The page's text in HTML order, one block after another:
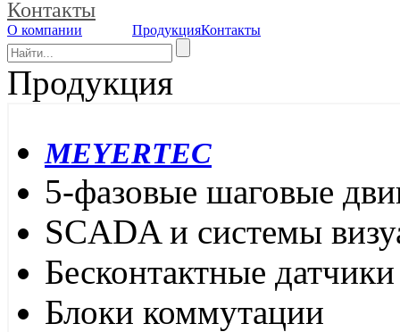
Контакты
О компании ПродукцияКонтакты
Продукция
MEYERTEC
5-фазовые шаговые
SCADA и системы
Бесконтактные датчики
Блоки коммутации